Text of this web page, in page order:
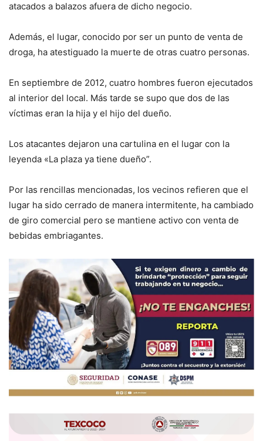
atacados a balazos afuera de dicho negocio.
Además, el lugar, conocido por ser un punto de venta de
droga, ha atestiguado la muerte de otras cuatro personas.
En septiembre de 2012, cuatro hombres fueron ejecutados
al interior del local. Más tarde se supo que dos de las
víctimas eran la hija y el hijo del dueño.
Los atacantes dejaron una cartulina en el lugar con la
leyenda «La plaza ya tiene dueño”.
Por las rencillas mencionadas, los vecinos refieren que el
lugar ha sido cerrado de manera intermitente, ha cambiado
de giro comercial pero se mantiene activo con venta de
bebidas embriagantes.